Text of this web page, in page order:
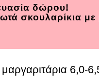
δώρου!
σκουλαρίκια με
6,0-